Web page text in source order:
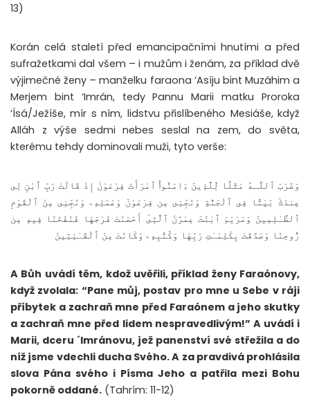
13)
Korán celá staletí před emancipačními hnutími a před
sufražetkami dal všem – i mužům i ženám, za příklad dvě
výjimečné ženy – manželku faraona ‘Asíju bint Muzáhim a
Merjem bint ‘Imrán, tedy Pannu Marii matku Proroka
‘Ísá/Ježíše, mír s ním, lidstvu přislíbeného Mesiáše, když
Alláh z výše sedmi nebes seslal na zem, do světa,
kterému tehdy dominovali muži, tyto verše:
وَضَرَبَ ٱللَّـهُ مَثَلًا لِّلَّذِينَ ءَامَنُوا۟ ٱمْرَأَتَ فِرْعَوْنَ إِذْ قَالَتْ رَبِّ ٱبْنِ لِى
عِندَكَ بَيْتًا فِى ٱلْجَنَّةِ وَنَجِّنِى مِن فِرْعَوْنَ وَعَمَلِهِۦ وَنَجِّنِى مِنَ ٱلْقَوْمِ
ٱلظَّـٰلِمِينَ وَمَرْيَمَ ٱبْنَتَ عِمْرَٰنَ ٱلَّتِىٓ أَحْصَنَتْ فَرْجَهَا فَنَفَخْنَا فِيهِ مِن
رُّوحِنَا وَصَدَّقَتْ بِكَلِمَـٰتِ رَبِّهَا وَكُتُبِهِۦ وَكَانَتْ مِنَ ٱلْقَـٰنِتِينَ
A Bůh uvádí těm, kdož uvěřili, příklad ženy Faraónovy,
když zvolala: “Pane můj, postav pro mne u Sebe v ráji
příbytek a zachraň mne před Faraónem a jeho skutky
a zachraň mne před lidem nespravedlivým!” A uvádí i
Marii, dceru ´Imránovu, jež panenství své střežila a do
níž jsme vdechli ducha Svého. A za pravdivá prohlásila
slova Pána svého i Písma Jeho a patřila mezi Bohu
pokorně oddané. (Tahrím: 11-12)